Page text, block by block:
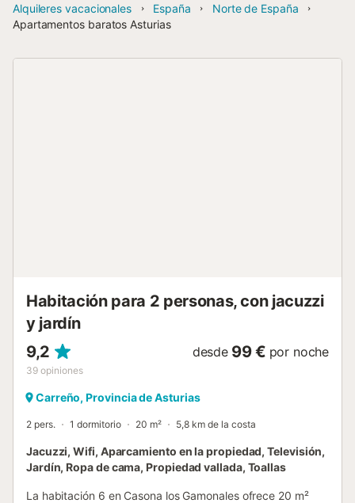
Alquileres vacacionales España
Norte de España
Apartamentos baratos Asturias
Habitación para 2 personas, con jacuzzi
y jardín
9,2
39 opiniones
desde 99 € por noche
Carreño, Provincia de Asturias
2 pers. 1 dormitorio 20 m² 5,8 km de la costa
Jacuzzi, Wifi, Aparcamiento en la propiedad, Televisión,
Jardín, Ropa de cama, Propiedad vallada, Toallas
La habitación 6 en Casona los Gamonales ofrece 20 m²